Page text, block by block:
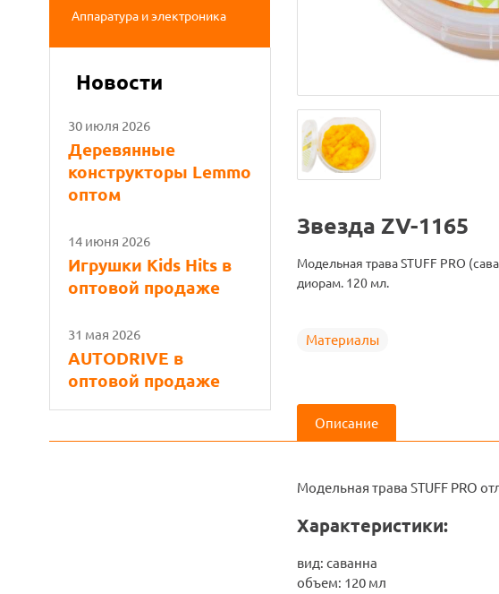
Аппаратура и электроника
Новости
30 июля 2026
Деревянные
конструкторы Lemmo
оптом
14 июня 2026
Игрушки Kids Hits в
оптовой продаже
31 мая 2026
AUTODRIVE в
оптовой продаже
Звезда ZV-1165
Модельная трава STUFF PRO
диорам. 120 мл.
Материалы
Описание
Модельная трава STUFF PRO
Характеристики:
вид: саванна
объем: 120 мл